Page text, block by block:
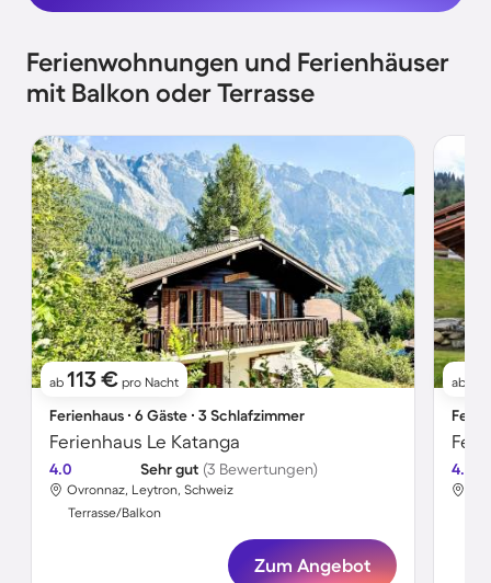
Ferienwohnungen und Ferienhäuser
mit Balkon oder Terrasse
ab 113 € pro Nacht
Ferienhaus ∙ 6 Gäste ∙ 3 Schlafzimmer
Ferienhaus Le Katanga
4.0 Sehr gut (3 Bewertungen)
Ovronnaz, Leytron, Schweiz
Terrasse/Balkon
Zum Angebot
ab
4.6